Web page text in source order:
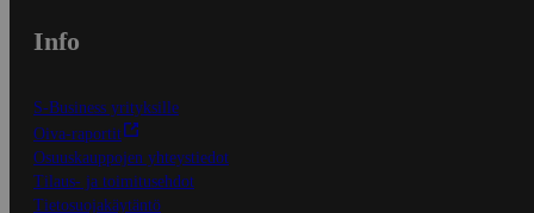
Info
S-Business yrityksille
Oiva-raportit
Osuuskauppojen yhteystiedot
Tilaus- ja toimitusehdot
Tietosuojakäytäntö